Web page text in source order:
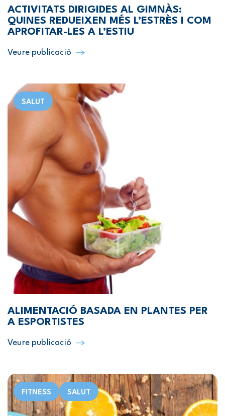
ACTIVITATS DIRIGIDES AL GIMNÀS:
QUINES REDUEIXEN MÉS L’ESTRÈS I COM
APROFITAR-LES A L’ESTIU
Veure publicació
SALUT
ALIMENTACIÓ BASADA EN PLANTES PER
A ESPORTISTES
Veure publicació
FITNESS SALUT